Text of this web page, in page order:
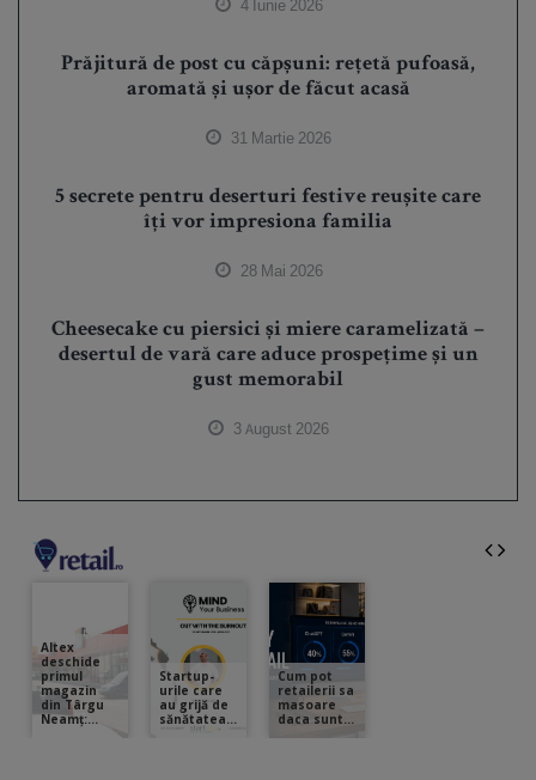
4 Iunie 2026
Prăjitură de post cu căpșuni: rețetă pufoasă,
aromată și ușor de făcut acasă
31 Martie 2026
5 secrete pentru deserturi festive reușite care
îți vor impresiona familia
28 Mai 2026
Cheesecake cu piersici și miere caramelizată –
desertul de vară care aduce prospețime și un
gust memorabil
3 August 2026